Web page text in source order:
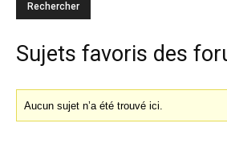
Sujets favoris des
Aucun sujet n’a été trouvé ici.